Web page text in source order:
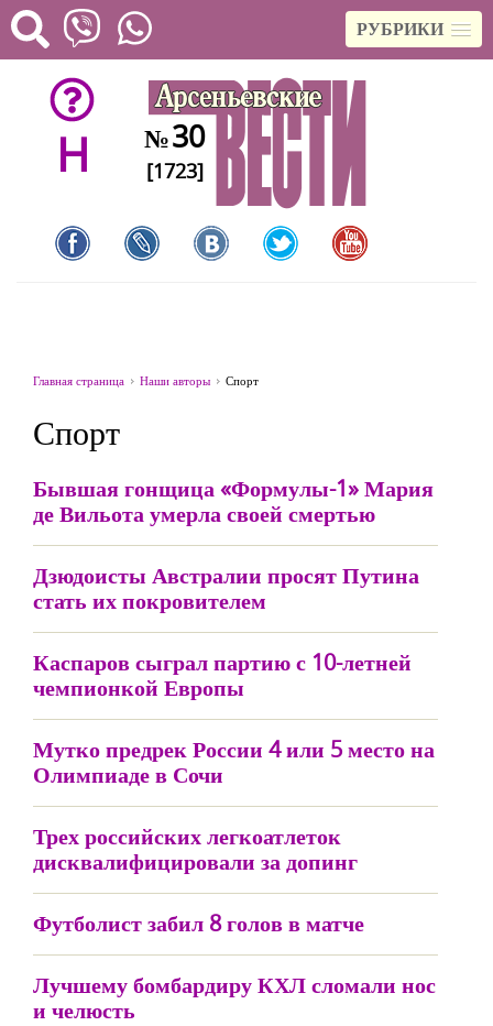
РУБРИКИ
H №30
[1723]
Главная страница Наши авторы Спорт
Спорт
Бывшая гонщица «Формулы-1» Мария
де Вильота умерла своей смертью
Дзюдоисты Австралии просят Путина
стать их покровителем
Каспаров сыграл партию с 10-летней
чемпионкой Европы
Мутко предрек России 4 или 5 место на
Олимпиаде в Сочи
Трех российских легкоатлеток
дисквалифицировали за допинг
Футболист забил 8 голов в матче
Лучшему бомбардиру КХЛ сломали нос
и челюсть